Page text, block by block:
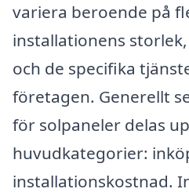
variera beroende på
installationens
och de specifika
företagen. Generellt
för solpaneler delas
huvudkategorier:
installationskostnad.